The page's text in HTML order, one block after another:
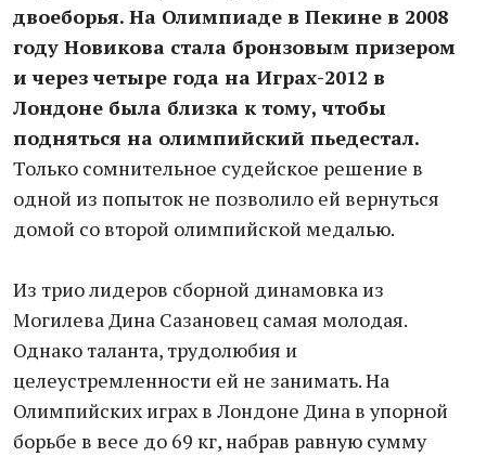
двоеборья. На Олимпиаде в Пекине в 2008
году Новикова стала бронзовым призером
и через четыре года на Играх-2012 в
Лондоне была близка к тому, чтобы
подняться на олимпийский пьедестал.
Только сомнительное судейское решение в
одной из попыток не позволило ей вернуться
домой со второй олимпийской медалью.
Из трио лидеров сборной динамовка из
Могилева Дина Сазановец самая молодая.
Однако таланта, трудолюбия и
целеустремленности ей не занимать. На
Олимпийских играх в Лондоне Дина в упорной
борьбе в весе до 69 кг, набрав равную сумму